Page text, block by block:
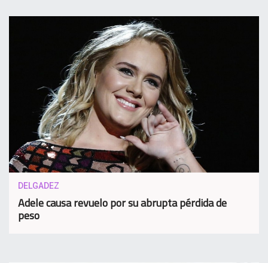
DELGADEZ
Adele causa revuelo por su abrupta pérdida de
peso